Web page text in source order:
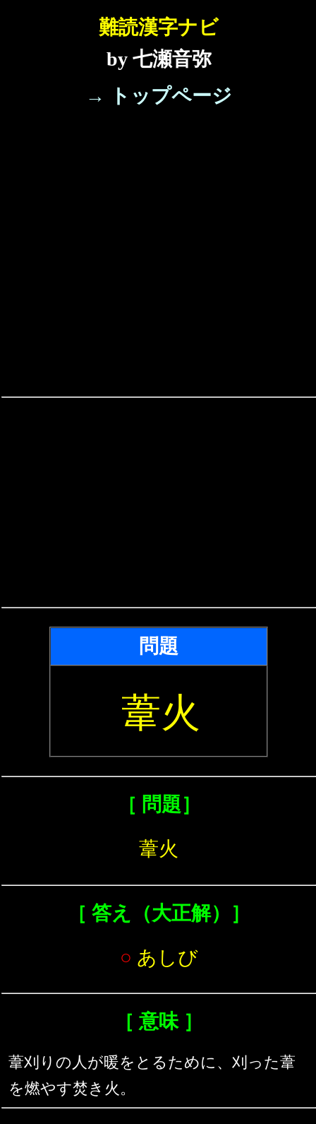
難読漢字ナビ
by 七瀬音弥
→ トップページ
問題
葦火
［ 問題］
葦火
［ 答え（大正解）］
○ あしび
［ 意味 ］
葦刈りの人が暖をとるために、刈った葦
を燃やす焚き火。